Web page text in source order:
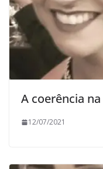
A coerência
12/07/2021